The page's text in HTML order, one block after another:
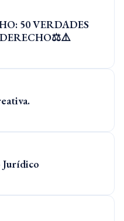
50 VERDADES
DERECHO⚖️⚠️